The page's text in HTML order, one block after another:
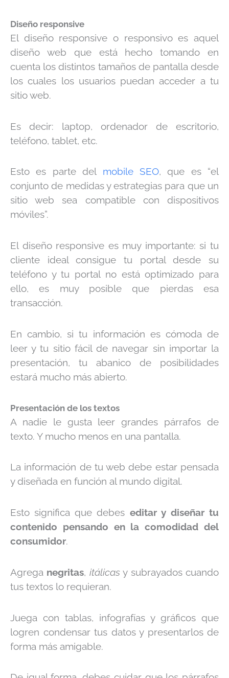
Diseño responsive
El diseño responsive o responsivo es aquel
diseño web que está hecho tomando en
cuenta los distintos tamaños de pantalla desde
los cuales los usuarios puedan acceder a tu
sitio web.
Es decir: laptop, ordenador de escritorio,
teléfono, tablet, etc.
Esto es parte del mobile SEO, que es “el
conjunto de medidas y estrategias para que un
sitio web sea compatible con dispositivos
móviles”.
El diseño responsive es muy importante: si tu
cliente ideal consigue tu portal desde su
teléfono y tu portal no está optimizado para
ello, es muy posible que pierdas esa
transacción.
En cambio, si tu información es cómoda de
leer y tu sitio fácil de navegar sin importar la
presentación, tu abanico de posibilidades
estará mucho más abierto.
Presentación de los textos
A nadie le gusta leer grandes párrafos de
texto. Y mucho menos en una pantalla.
La información de tu web debe estar pensada
y diseñada en función al mundo digital.
Esto significa que debes editar y diseñar tu
contenido pensando en la comodidad del
consumidor.
Agrega negritas, itálicasy subrayadoscuando
tus textos lo requieran.
Juega con tablas, infografías y gráficos que
logren condensar tus datos y presentarlos de
forma más amigable.